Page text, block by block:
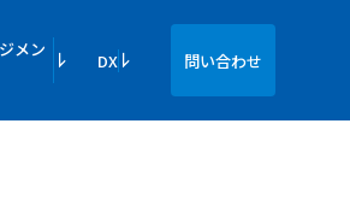
メン
DX 問い合わせ